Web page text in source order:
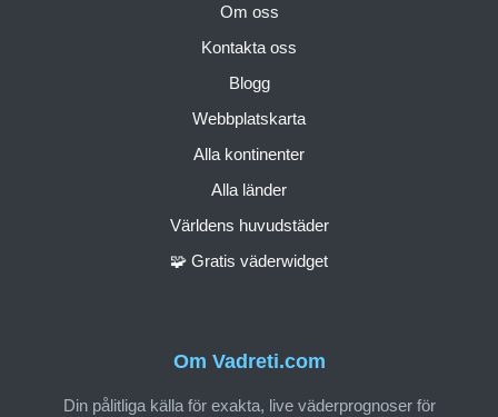
Om Vadreti.com
Din pålitliga källa för exakta, live väderprognoser för
Om oss
Kontakta oss
Blogg
Webbplatskarta
Alla kontinenter
Alla länder
Världens huvudstäder
🧩 Gratis väderwidget